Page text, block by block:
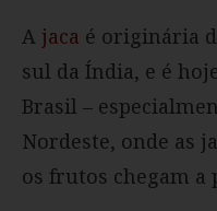
A jaca é originária
sul da Índia, e é
Brasil –
Nordeste, onde as
os frutos chegam a